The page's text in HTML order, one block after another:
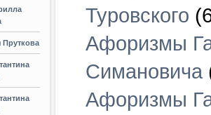
Туровского
Афоризмы
Симановича
Афоризмы